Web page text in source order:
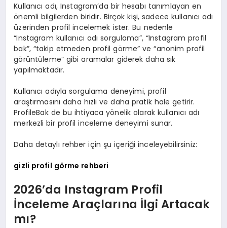
Kullanıcı adı, Instagram’da bir hesabı tanımlayan en
önemli bilgilerden biridir. Birçok kişi, sadece kullanıcı adı
üzerinden profil incelemek ister. Bu nedenle
“Instagram kullanıcı adı sorgulama”, “Instagram profil
bak”, “takip etmeden profil görme” ve “anonim profil
görüntüleme” gibi aramalar giderek daha sık
yapılmaktadır.
Kullanıcı adıyla sorgulama deneyimi, profil
araştırmasını daha hızlı ve daha pratik hale getirir.
ProfileBak de bu ihtiyaca yönelik olarak kullanıcı adı
merkezli bir profil inceleme deneyimi sunar.
Daha detaylı rehber için şu içeriği inceleyebilirsiniz:
gizli profil görme rehberi
2026’da Instagram Profil
İnceleme Araçlarına İlgi Artacak
mı?